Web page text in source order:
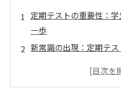
定期テストの重要性：
一歩
新常識の出現：定期テ
s-Liveきょうと梅小路校